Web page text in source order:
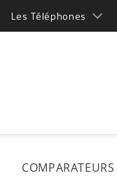
Les Téléphones
COMPARATEURS